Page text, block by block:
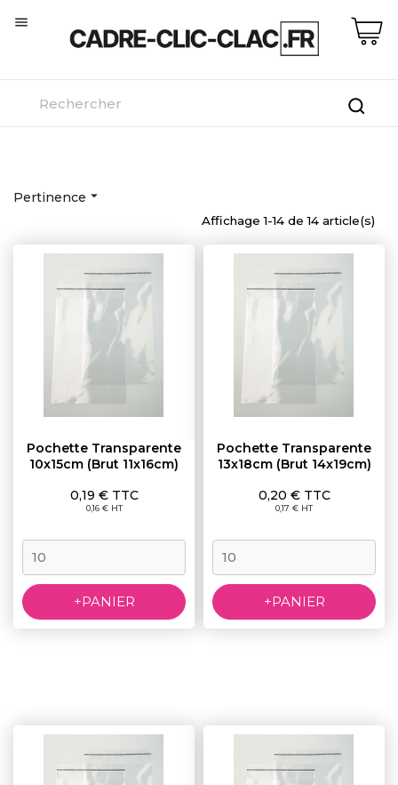

Pertinence 
Affichage 1-14 de 14 article(s)
Pochette Transparente
10x15cm (brut 11x16cm)
0,19 € TTC
0,16 € HT
+PANIER
Pochette Transparente
13x18cm (brut 14x19cm)
0,20 € TTC
0,17 € HT
+PANIER